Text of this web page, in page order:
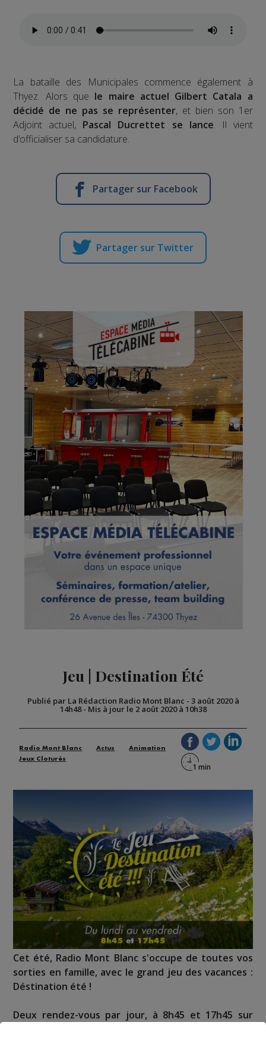
La bataille des Municipales commence également à
Thyez. Alors que le maire actuel Gilbert Catala a
décidé de ne pas se représenter, et bien son 1er
Adjoint actuel, Pascal Ducrettet se lance. Il vient
d’officialiser sa candidature.
Partager sur Facebook
Partager sur Twitter
Jeu | Destination Été
Publié par La Rédaction Radio Mont Blanc - 3 août 2020 à
14h48- Mis à jour le 2 août 2020 à 10h38
Radio Mont Blanc Actus
Animation
Jeux Cloturés
Cet été, Radio Mont Blanc s'occupe de toutes vos
sorties en famille, avec le grand jeu des vacances :
Déstination été !
Deux rendez-vous par jour, à 8h45 et 17h45 sur